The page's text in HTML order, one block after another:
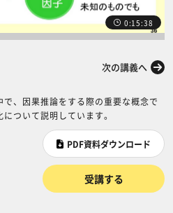
0:15:38
次の講義へ
、因果推論をする際の重要な概念で
ついて説明しています。
PDF資料ダウンロード
受講する